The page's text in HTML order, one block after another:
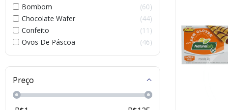
Bombom
60
Chocolate Wafer
44
Confeito
11
Ovos De Páscoa
46
Preço